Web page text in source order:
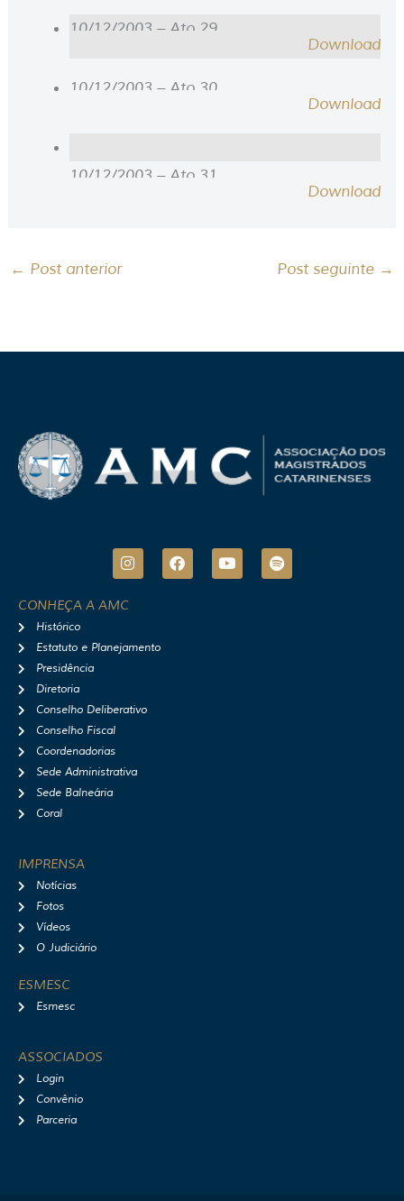
10/12/2003 – Ato 29
Download
10/12/2003 – Ato 30
Download
10/12/2003 – Ato 31
Download
← Post anterior Post seguinte →
I
n
t
r
F
a
Y
o
S
p
CONHEÇA A AMC
Histórico
Estatuto e Planejamento
Presidência
Diretoria
Conselho Deliberativo
Conselho Fiscal
Coordenadorias
Sede Administrativa
Sede Balneária
Coral
IMPRENSA
Notícias
Fotos
Vídeos
O Judiciário
ESMESC
Esmesc
ASSOCIADOS
Login
Convênio
Parceria